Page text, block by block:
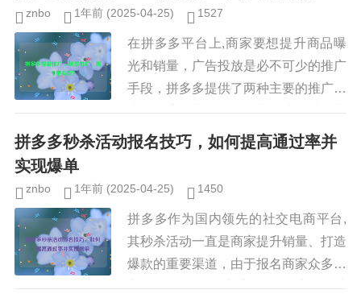
znbo 1年前 (2025-04-25) 1527
在拼多多平台上,商家要想提升商品曝
光和销量，广告投放是必不可少的推广
手段，拼多多提供了两种主要的推广方
式：搜索推广和场景推广，这两种推广
模式各有特点，适用于不同的营销目标
拼多多秒杀活动报名技巧，如何提高通过率并
实现爆单
znbo 1年前 (2025-04-25) 1450
拼多多作为国内领先的社交电商平台,
其秒杀活动一直是商家提升销量、打造
爆款的重要渠道，由于报名商家众多，
竞争激烈，许多商家在报名时屡屡被